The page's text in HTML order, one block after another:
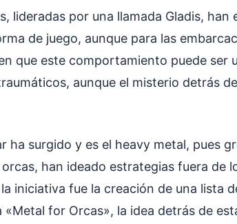
lideradas por una llamada Gladis,
de juego, aunque para las
que este comportamiento puede ser
aunque el misterio detrás
ha surgido y es el heavy metal, pues
han ideado estrategias fuera de
iniciativa fue la creación de una lista
«Metal for Orcas», la idea detrás de